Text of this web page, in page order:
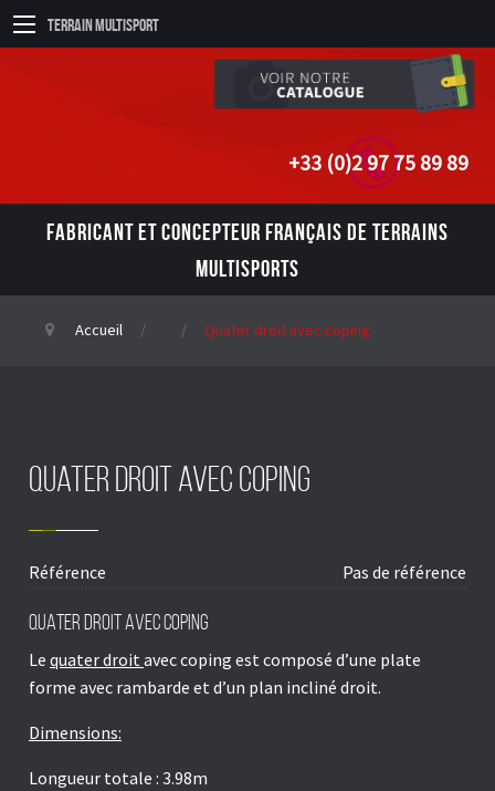
Terrain Multisport
+33 (0)2 97 75 89 89
FABRICANT ET CONCEPTEUR FRANÇAIS DE TERRAINS
MULTISPORTS
Accueil Quater droit avec coping
Quater droit avec coping
Référence Pas de référence
QUATER DROIT AVEC COPING
Le quater droit avec coping est composé d’une plate
forme avec rambarde et d’un plan incliné droit.
Dimensions:
Longueur totale : 3.98m